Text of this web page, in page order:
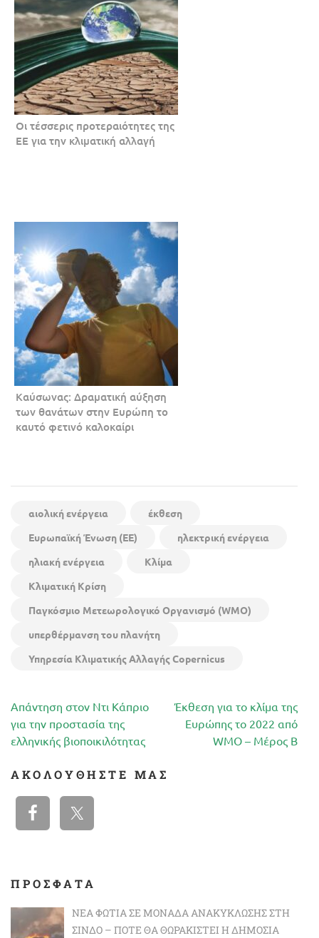
Οι τέσσερις προτεραιότητες της
ΕΕ για την κλιματική αλλαγή
Καύσωνας: Δραματική αύξηση
των θανάτων στην Ευρώπη το
καυτό φετινό καλοκαίρι
αιολική ενέργεια
έκθεση
Ευρωπαϊκή Ένωση (ΕΕ)
ηλεκτρική ενέργεια
ηλιακή ενέργεια
Κλίμα
Κλιματική Κρίση
Παγκόσμιο Μετεωρολογικό Οργανισμό (WMO)
υπερθέρμανση του πλανήτη
Υπηρεσία Κλιματικής Αλλαγής Copernicus
Πλοήγηση
άρθρων
Απάντηση στον Ντι Κάπριο
για την προστασία της
ελληνικής βιοποικιλότητας
Έκθεση για το κλίμα της
Ευρώπης το 2022 από
WMO – Μέρος Β
ΑΚΟΛΟΥΘΉΣΤΕ ΜΑΣ
ΠΡΟΣΦΑΤΑ
ΝΈΑ ΦΩΤΙΆ ΣΕ ΜΟΝΆΔΑ ΑΝΑΚΎΚΛΩΣΗΣ ΣΤΗ
ΣΊΝΔΟ – ΠΌΤΕ ΘΑ ΘΩΡΑΚΙΣΤΕΊ Η ΔΗΜΌΣΙΑ